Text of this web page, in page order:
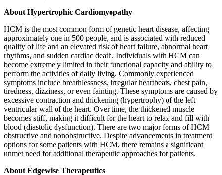
About Hypertrophic Cardiomyopathy
HCM is the most common form of genetic heart disease, affecting
approximately one in 500 people, and is associated with reduced
quality of life and an elevated risk of heart failure, abnormal heart
rhythms, and sudden cardiac death. Individuals with HCM can
become extremely limited in their functional capacity and ability to
perform the activities of daily living. Commonly experienced
symptoms include breathlessness, irregular heartbeats, chest pain,
tiredness, dizziness, or even fainting. These symptoms are caused by
excessive contraction and thickening (hypertrophy) of the left
ventricular wall of the heart. Over time, the thickened muscle
becomes stiff, making it difficult for the heart to relax and fill with
blood (diastolic dysfunction). There are two major forms of HCM
obstructive and nonobstructive. Despite advancements in treatment
options for some patients with HCM, there remains a significant
unmet need for additional therapeutic approaches for patients.
About Edgewise Therapeutics